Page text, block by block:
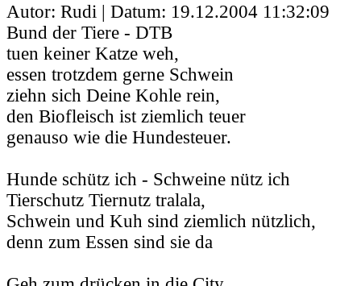
Autor: Rudi | Datum: 19.12.2004 11:32:09
Bund der Tiere - DTB
tuen keiner Katze weh,
essen trotzdem gerne Schwein
ziehn sich Deine Kohle rein,
den Biofleisch ist ziemlich teuer
genauso wie die Hundesteuer.
Hunde schütz ich - Schweine nütz ich
Tierschutz Tiernutz tralala,
Schwein und Kuh sind ziemlich nützlich,
denn zum Essen sind sie da